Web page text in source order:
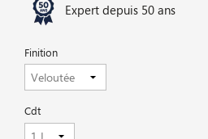
Expert depuis 50 ans
Finition
Cdt